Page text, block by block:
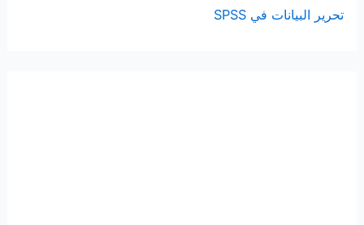
تحرير البيانات في SPSS